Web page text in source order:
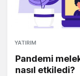
YATIRIM
Pandemi
nasıl etkiledi?